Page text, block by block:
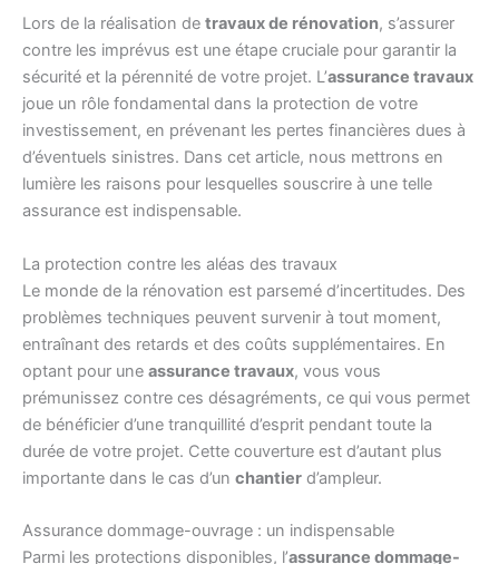
Lors de la réalisation de travaux de rénovation, s’assurer
contre les imprévus est une étape cruciale pour garantir la
sécurité et la pérennité de votre projet. L’assurance travaux
joue un rôle fondamental dans la protection de votre
investissement, en prévenant les pertes financières dues à
d’éventuels sinistres. Dans cet article, nous mettrons en
lumière les raisons pour lesquelles souscrire à une telle
assurance est indispensable.
La protection contre les aléas des travaux
Le monde de la rénovation est parsemé d’incertitudes. Des
problèmes techniques peuvent survenir à tout moment,
entraînant des retards et des coûts supplémentaires. En
optant pour une assurance travaux, vous vous
prémunissez contre ces désagréments, ce qui vous permet
de bénéficier d’une tranquillité d’esprit pendant toute la
durée de votre projet. Cette couverture est d’autant plus
importante dans le cas d’un chantier d’ampleur.
Assurance dommage-ouvrage : un indispensable
Parmi les protections disponibles, l’assurance dommage-